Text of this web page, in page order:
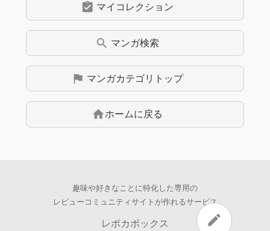
edit
assignment_turned_in マイコレクション
search マンガ検索
flag マンガカテゴリトップ
homeホームに戻る
趣味や好きなことに特化した専用の
レビューコミュニティサイトが作れるサービス
レポカボックス